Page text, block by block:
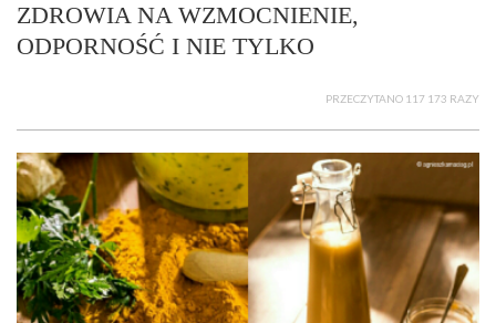
ZDROWIA NA WZMOCNIENIE,
ODPORNOŚĆ I NIE TYLKO
PRZECZYTANO 117 173 RAZY